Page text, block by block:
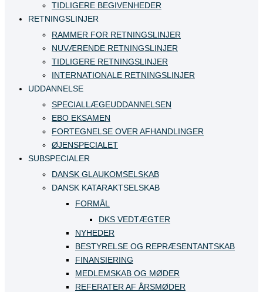
TIDLIGERE BEGIVENHEDER
RETNINGSLINJER
RAMMER FOR RETNINGSLINJER
NUVÆRENDE RETNINGSLINJER
TIDLIGERE RETNINGSLINJER
INTERNATIONALE RETNINGSLINJER
UDDANNELSE
SPECIALLÆGEUDDANNELSEN
EBO EKSAMEN
FORTEGNELSE OVER AFHANDLINGER
ØJENSPECIALET
SUBSPECIALER
DANSK GLAUKOMSELSKAB
DANSK KATARAKTSELSKAB
FORMÅL
DKS VEDTÆGTER
NYHEDER
BESTYRELSE OG REPRÆSENTANTSKAB
FINANSIERING
MEDLEMSKAB OG MØDER
REFERATER AF ÅRSMØDER